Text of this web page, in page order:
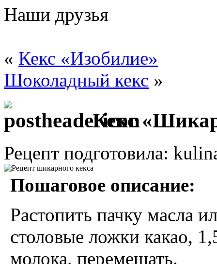
Наши друзья
« Кекс «Изобилие»
Шоколадный кекс »
Кекс
Рецепт подготовила:
Пошаговое описание:
Растопить пачку масла
столовые ложки какао,
молока, перемешать.